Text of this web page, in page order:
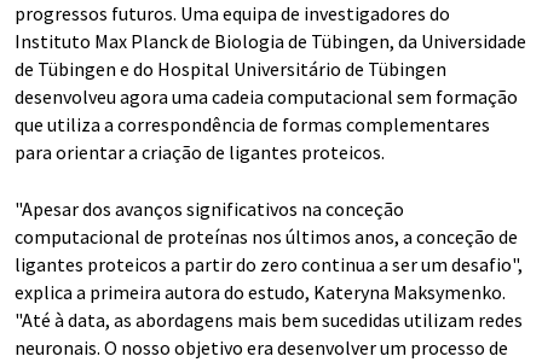
progressos futuros. Uma equipa de investigadores do
Instituto Max Planck de Biologia de Tübingen, da Universidade
de Tübingen e do Hospital Universitário de Tübingen
desenvolveu agora uma cadeia computacional sem formação
que utiliza a correspondência de formas complementares
para orientar a criação de ligantes proteicos.
"Apesar dos avanços significativos na conceção
computacional de proteínas nos últimos anos, a conceção de
ligantes proteicos a partir do zero continua a ser um desafio",
explica a primeira autora do estudo, Kateryna Maksymenko.
"Até à data, as abordagens mais bem sucedidas utilizam redes
neuronais. O nosso objetivo era desenvolver um processo de